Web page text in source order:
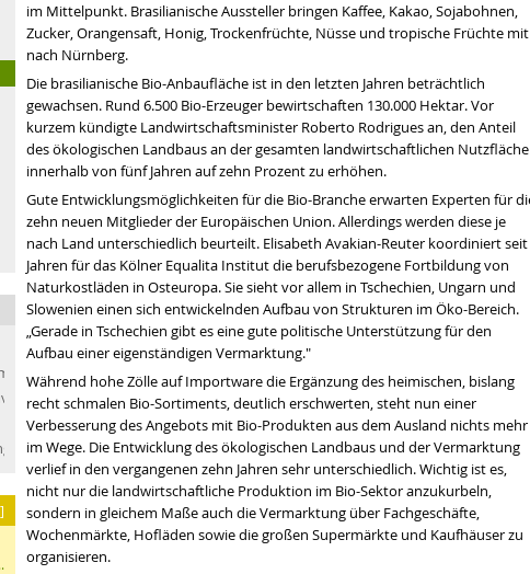
wir über die Dürre sprechen
werden
im Mittelpunkt. Brasilianische Aussteller bringen Kaffee, Kakao, Sojabohnen,
Zucker, Orangensaft, Honig, Trockenfrüchte, Nüsse und tropische Früchte mit
nach Nürnberg.
Die brasilianische Bio-Anbaufläche ist in den letzten Jahren beträchtlich
gewachsen. Rund 6.500 Bio-Erzeuger bewirtschaften 130.000 Hektar. Vor
kurzem kündigte Landwirtschaftsminister Roberto Rodrigues an, den Anteil
des ökologischen Landbaus an der gesamten landwirtschaftlichen Nutzfläche
innerhalb von fünf Jahren auf zehn Prozent zu erhöhen.
Gute Entwicklungsmöglichkeiten für die Bio-Branche erwarten Experten für
zehn neuen Mitglieder der Europäischen Union. Allerdings werden diese je
nach Land unterschiedlich beurteilt. Elisabeth Avakian-Reuter koordiniert seit
Jahren für das Kölner Equalita Institut die berufsbezogene Fortbildung von
Naturkostläden in Osteuropa. Sie sieht vor allem in Tschechien, Ungarn und
Slowenien einen sich entwickelnden Aufbau von Strukturen im Öko-Bereich.
„Gerade in Tschechien gibt es eine gute politische Unterstützung für den
Aufbau einer eigenständigen Vermarktung."
Während hohe Zölle auf Importware die Ergänzung des heimischen, bislang
recht schmalen Bio-Sortiments, deutlich erschwerten, steht nun einer
Verbesserung des Angebots mit Bio-Produkten aus dem Ausland nichts mehr
im Wege. Die Entwicklung des ökologischen Landbaus und der Vermarktung
verlief in den vergangenen zehn Jahren sehr unterschiedlich. Wichtig ist es,
nicht nur die landwirtschaftliche Produktion im Bio-Sektor anzukurbeln,
sondern in gleichem Maße auch die Vermarktung über Fachgeschäfte,
Wochenmärkte, Hofläden sowie die großen Supermärkte und Kaufhäuser zu
organisieren.